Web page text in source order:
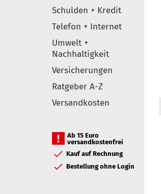
Schulden + Kredit
Telefon + Internet
Umwelt +
Nachhaltigkeit
Versicherungen
Ratgeber A-Z
Versandkosten
Ab 15 Euro
versandkostenfrei
Kauf auf Rechnung
Bestellung ohne Login